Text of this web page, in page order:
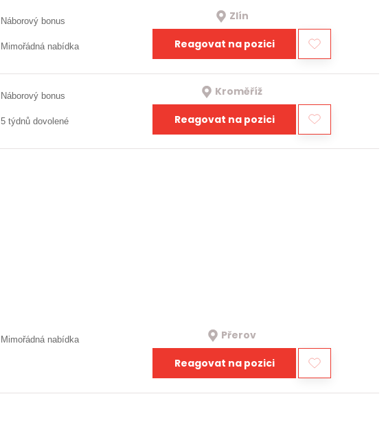
Náborový bonus
Mimořádná nabídka
Zlín
Reagovat na pozici
Náborový bonus
5 týdnů dovolené
Kroměříž
Reagovat na pozici
Mimořádná nabídka Přerov
Reagovat na pozici